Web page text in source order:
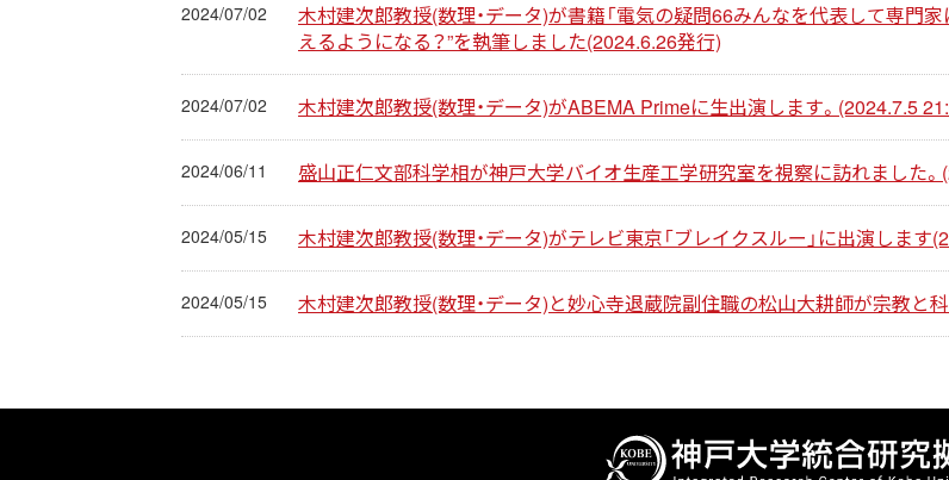
2024/07/02
木村建次郎教授(数理・データ)が書籍「電気の疑問66みんなを代表して専門
えるようになる？”を執筆しました(2024.6.26発行)
2024/07/02 木村建次郎教授(数理・データ)がABEMA Primeに生出演します。(2024.7.5
2024/06/11 盛山正仁文部科学相が神戸大学バイオ生産工学研究室を視察に訪れました。
2024/05/15 木村建次郎教授(数理・データ)がテレビ東京「ブレイクスルー」に出演します
2024/05/15 木村建次郎教授(数理・データ)と妙心寺退蔵院副住職の松山大耕師が宗教と